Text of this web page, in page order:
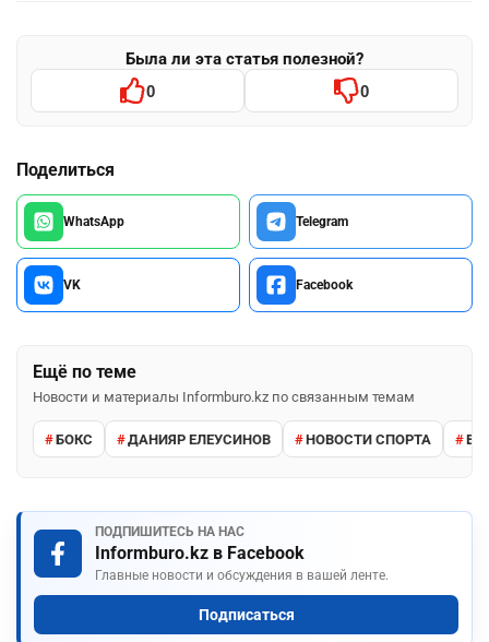
Была ли эта статья полезной?
0 0
Поделиться
WhatsApp Telegram
VK Facebook
Ещё по теме
Новости и материалы Informburo.kz по связанным темам
БОКС ДАНИЯР ЕЛЕУСИНОВ НОВОСТИ СПОРТА
ПОДПИШИТЕСЬ НА НАС
Informburo.kz в Facebook
Главные новости и обсуждения в вашей ленте.
Подписаться